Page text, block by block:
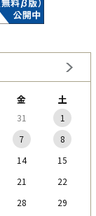
金 土
31
1
7
8
14
15
21
22
28
29